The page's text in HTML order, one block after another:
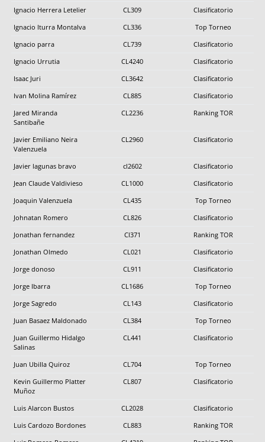
Ignacio Herrera Letelier CL309
Clasificatorio
Ignacio Iturra Montalva
CL336
Top Torneo
Ignacio parra
CL739
Clasificatorio
Ignacio Urrutia
CL4240
Clasificatorio
Isaac Juri
CL3642
Clasificatorio
Ivan Molina Ramírez
CL885
Clasificatorio
Jared Miranda
Santibañe
CL2236 Ranking TOR
Javier Emiliano Neira
Valenzuela
CL2960 Clasificatorio
Javier lagunas bravo cl2602
Clasificatorio
Jean Claude Valdivieso
CL1000
Clasificatorio
Joaquin Valenzuela
CL435
Top Torneo
Johnatan Romero
CL826
Clasificatorio
Jonathan fernandez
Cl371
Ranking TOR
Jonathan Olmedo
CL021
Clasificatorio
Jorge donoso
CL911
Clasificatorio
Jorge Ibarra
CL1686
Top Torneo
Jorge Sagredo
CL143
Clasificatorio
Juan Basaez Maldonado
CL384
Top Torneo
Juan Guillermo Hidalgo
Salinas
CL441 Clasificatorio
Juan Ubilla Quiroz CL704
Top Torneo
Kevin Guillermo Platter
Muñoz
CL807 Clasificatorio
Luis Alarcon Bustos CL2028
Clasificatorio
Luis Cardozo Bordones
CL883
Ranking TOR